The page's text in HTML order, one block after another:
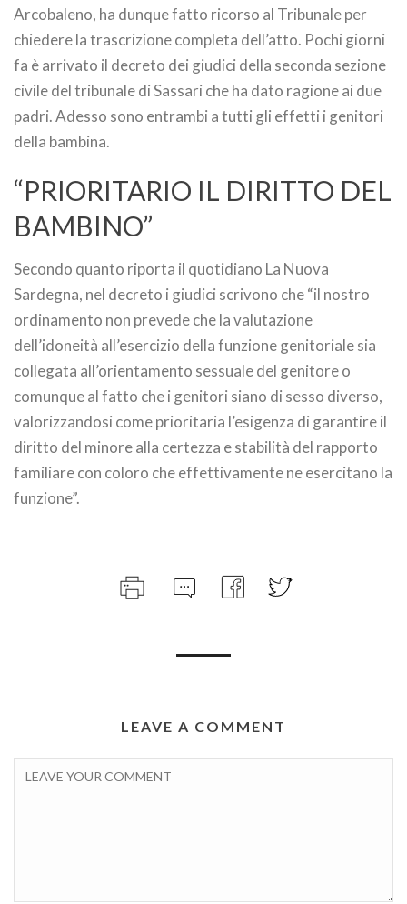
Arcobaleno, ha dunque fatto ricorso al Tribunale per
chiedere la trascrizione completa dell’atto. Pochi giorni
fa è arrivato il decreto dei giudici della seconda sezione
civile del tribunale di Sassari che ha dato ragione ai due
padri. Adesso sono entrambi a tutti gli effetti i genitori
della bambina.
“PRIORITARIO IL DIRITTO DEL
BAMBINO”
Secondo quanto riporta il quotidiano La Nuova
Sardegna, nel decreto i giudici scrivono che “il nostro
ordinamento non prevede che la valutazione
dell’idoneità all’esercizio della funzione genitoriale sia
collegata all’orientamento sessuale del genitore o
comunque al fatto che i genitori siano di sesso diverso,
valorizzandosi come prioritaria l’esigenza di garantire il
diritto del minore alla certezza e stabilità del rapporto
familiare con coloro che effettivamente ne esercitano la
funzione”.
LEAVE A COMMENT